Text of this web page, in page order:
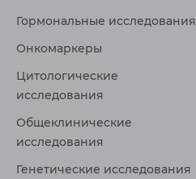
Гормональные исследования
Онкомаркеры
Цитологические
исследования
Общеклинические
исследования
Генетические исследования